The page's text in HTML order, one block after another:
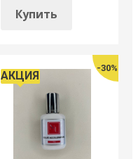
Купить
-30%
АКЦИЯ